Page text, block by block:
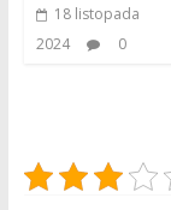
18 listopada
2024
0